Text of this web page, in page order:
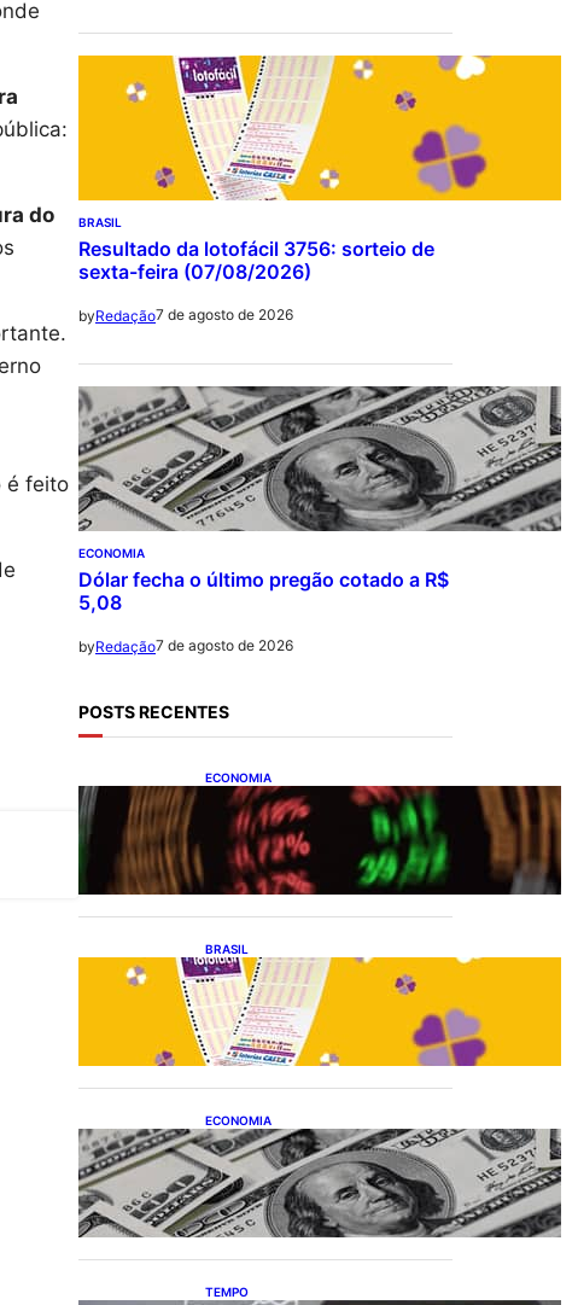
do
é feito
BRASIL
Resultado da lotofácil 3756: sorteio de
sexta-feira (07/08/2026)
byRedação7 de agosto de 2026
ECONOMIA
Dólar fecha o último pregão cotado a R$
5,08
byRedação7 de agosto de 2026
POSTS RECENTES
ECONOMIA
Ibovespa fecha último
pregão aos 172.494 pontos
BRASIL
Resultado da lotofácil 3756:
sorteio de sexta-feira
(07/08/2026)
ECONOMIA
Dólar fecha o último pregão
cotado a R$ 5,08
TEMPO